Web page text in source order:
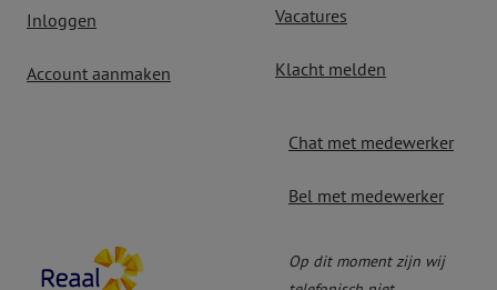
Inloggen
Account aanmaken
Vacatures
Klacht melden
Chat met medewerker
Bel met medewerker
Op dit moment zijn wij